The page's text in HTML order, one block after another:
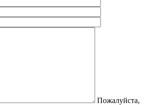
Пожалуйста,